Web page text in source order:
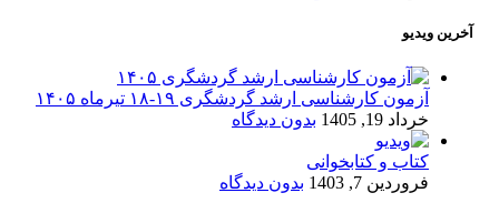
آخرین ویدیو
آزمون کارشناسی ارشد گردشگری ۱۹-۱۸ تیرماه ۱۴۰۵
خرداد 19, 1405
بدون دیدگاه
کتاب و کتابخوانی
فروردین 7, 1403
بدون دیدگاه